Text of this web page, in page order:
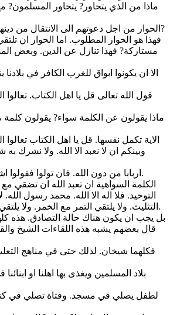
ماذا من الذي يتحاور? يتحاور المسلمون?
الحوار من اجل دعوتهم الى الانتقال من دينهم الى دين الاسلام?
فهذا هو الحوار المطلوب. اما الحوار ان
مستاركة? فهذا تنازل عن الدين. وبعض
الا ان يكونوا ابواق للغرب الكافر في
قول الله تعالى قل يا اهل الكتاب. تعالوا
ماذا يقولون عن الكلمة سواء? يقولون
الاية تكمل نفسها. قل يا اهل الكتاب تعالوا
وبينكم ان لا نعبد الا الله. ولا نشرك به
اربابا من دون الله. فان تولوا فقولوا اشهدوا بانا مسلمون.
الكلمة السواهية ان تعبد الله ان تضقي
التوحيد. فلا اله الا الله. محمد رسول الله.
التثليث. ولا يلتقي التمر مع الخمر. ولا يلتقي الهدى مع الضلال.
بل يجب ان يكون هناك حالة التصادق. هذه
قال بعضهم يشبه هذه اللقاءات الشيخ
فكلهما شيخان. لذلك حتى في مناهج
بلاد المسلمين ويغذى بها اهلنا او
لطفل يصلي في مسجد. وفتاة تصلي في